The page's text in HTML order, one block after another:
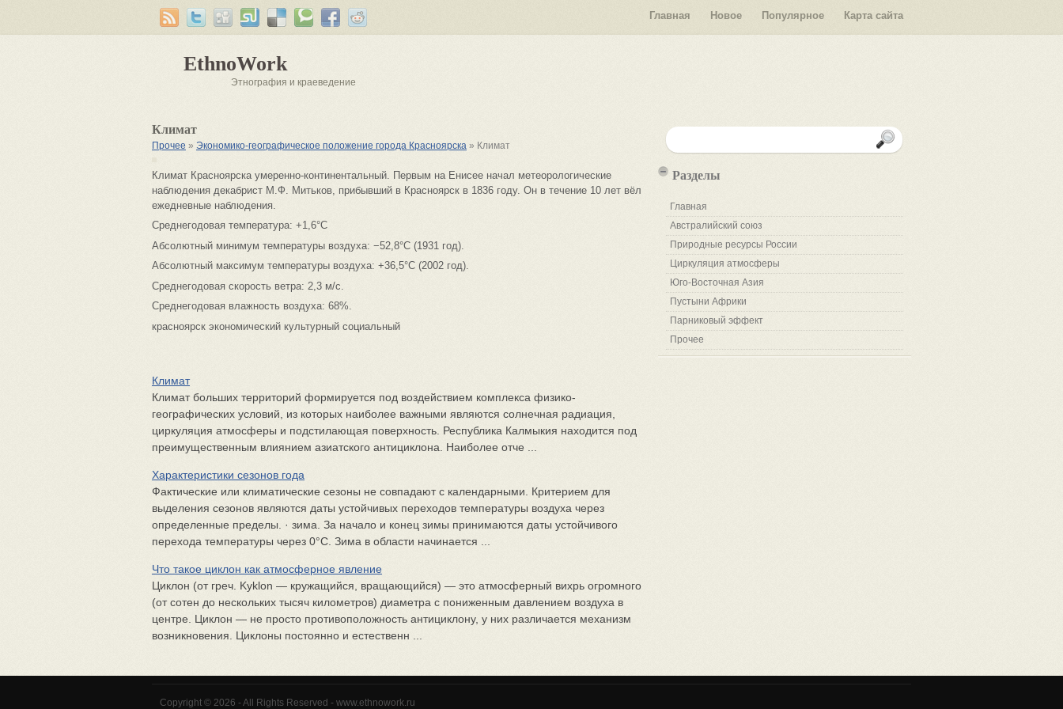
EthnoWork
Этнография и краеведение
Главная Новое Популярное Карта сайта
Климат
Прочее » Экономико-географическое положение города Красноярска » Климат
Климат Красноярска умеренно-континентальный. Первым на Енисее начал метеорологические
наблюдения декабрист М.Ф. Митьков, прибывший в Красноярск в 1836 году. Он в течение 10 лет вёл
ежедневные наблюдения.
Среднегодовая температура: +1,6°C
Абсолютный минимум температуры воздуха: −52,8°C (1931 год).
Абсолютный максимум температуры воздуха: +36,5°C (2002 год).
Среднегодовая скорость ветра: 2,3 м/с.
Среднегодовая влажность воздуха: 68%.
красноярск экономический культурный социальный
Климат
Климат больших территорий формируется под воздействием комплекса физико-
географических условий, из которых наиболее важными являются солнечная радиация,
циркуляция атмосферы и подстилающая поверхность. Республика Калмыкия находится под
преимущественным влиянием азиатского антициклона. Наиболее отче ...
Характеристики сезонов года
Фактические или климатические сезоны не совпадают с календарными. Критерием для
выделения сезонов являются даты устойчивых переходов температуры воздуха через
определенные пределы. · зима. За начало и конец зимы принимаются даты устойчивого
перехода температуры через 0°С. Зима в области начинается ...
Что такое циклон как атмосферное явление
Циклон (от греч. Kyklon — кружащийся, вращающийся) — это атмосферный вихрь огромного
(от сотен до нескольких тысяч километров) диаметра с пониженным давлением воздуха в
центре. Циклон — не просто противоположность антициклону, у них различается механизм
возникновения. Циклоны постоянно и естественн ...
Разделы
Главная
Австралийский союз
Природные ресурсы России
Циркуляция атмосферы
Юго-Восточная Азия
Пустыни Африки
Парниковый эффект
Прочее
Copyright © 2026 - All Rights Reserved - www.ethnowork.ru